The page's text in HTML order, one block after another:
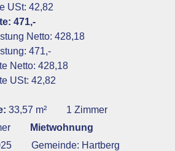
USt: 42,82
471,-
Netto: 428,18
471,-
Netto: 428,18
USt: 42,82
33,57 m²
1 Zimmer
Mietwohnung
Gemeinde: Hartberg